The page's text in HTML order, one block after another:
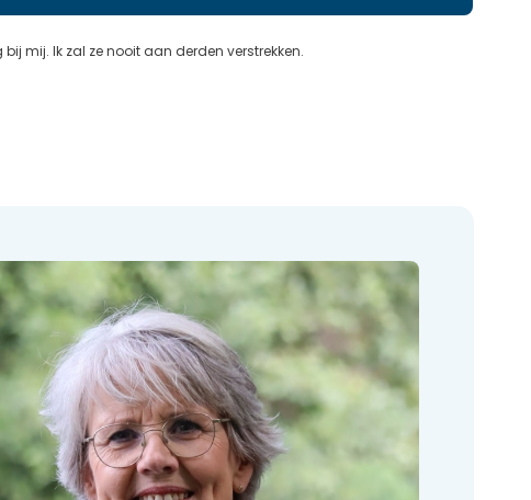
mij. Ik zal ze nooit aan derden verstrekken.